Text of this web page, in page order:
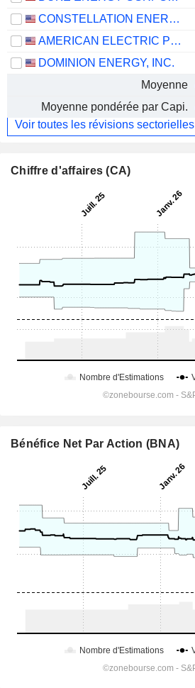
CONSTELLATION ENERGY CORPORATION
AMERICAN ELECTRIC POWER COMPANY, INC.
DOMINION ENERGY, INC.
Moyenne
Moyenne pondérée par Capi.
Voir toutes les révisions sectorielles
Chiffre d'affaires (CA)
Bénéfice Net Par Action (BNA)